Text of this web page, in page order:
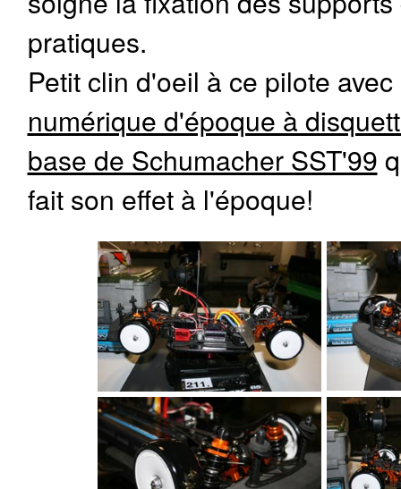
pratiques.
Petit clin d'oeil à ce pilote
numérique d'époque à
base de Schumacher SST'99
fait son effet à l'époque!